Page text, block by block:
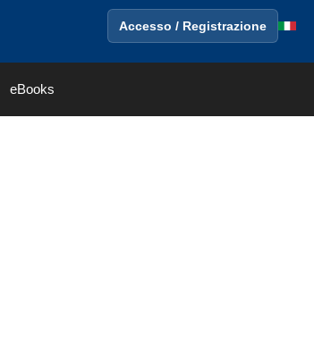
Accesso / Registrazione
eBooks